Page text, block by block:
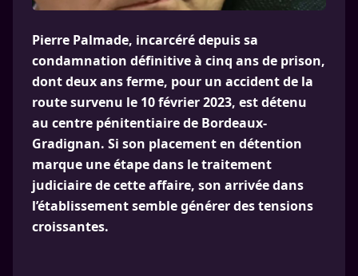
Pierre Palmade, incarcéré depuis sa
condamnation définitive à cinq ans de prison,
dont deux ans ferme, pour un accident de la
route survenu le 10 février 2023, est détenu
au centre pénitentiaire de Bordeaux-
Gradignan. Si son placement en détention
marque une étape dans le traitement
judiciaire de cette affaire, son arrivée dans
l’établissement semble générer des tensions
croissantes.